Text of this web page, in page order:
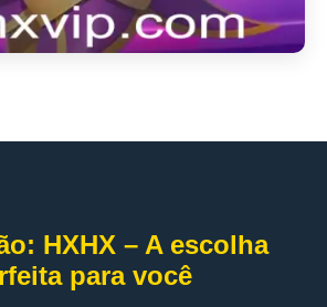
HXHX – A escolha
para você